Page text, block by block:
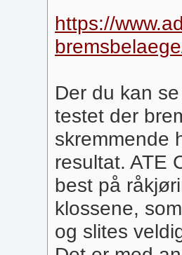
https://
Der du kan
testet der
skremmende
resultat. ATE
best på
klossene,
og slites